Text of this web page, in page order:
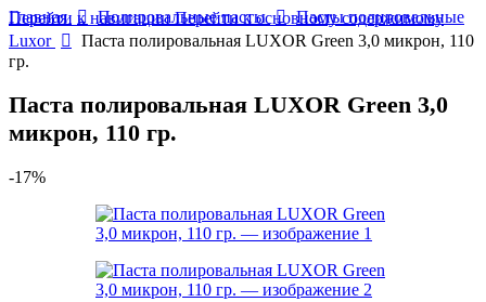
Перейти к навигацииПерейти к основному содержимому
Главная Полировальные пасты
Пасты полировальные
Luxor
Паста полировальная LUXOR Green 3,0 микрон, 110
гр.
Паста полировальная LUXOR Green 3,0
микрон, 110 гр.
-17%